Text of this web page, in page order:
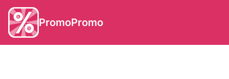
PromoPromo